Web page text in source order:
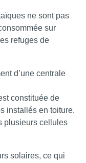
ne sont pas
sur
refuges de
d’une centrale
constituée de
installés en toiture.
plusieurs cellules
solaires, ce qui